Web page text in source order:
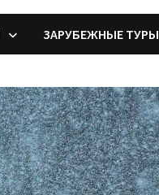
ЗАРУБЕЖНЫЕ ТУРЫ